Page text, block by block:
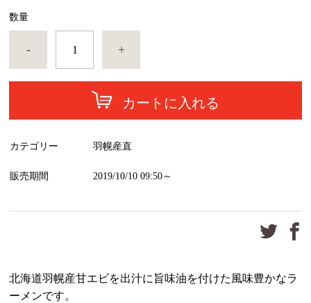
数量
- +
カートに入れる
カテゴリー 羽幌産直
販売期間 2019/10/10 09:50～
北海道羽幌産甘エビを出汁に旨味油を付けた風味豊かなラ
ーメンです。